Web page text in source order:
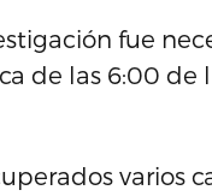
fue
de las 6:00
varios